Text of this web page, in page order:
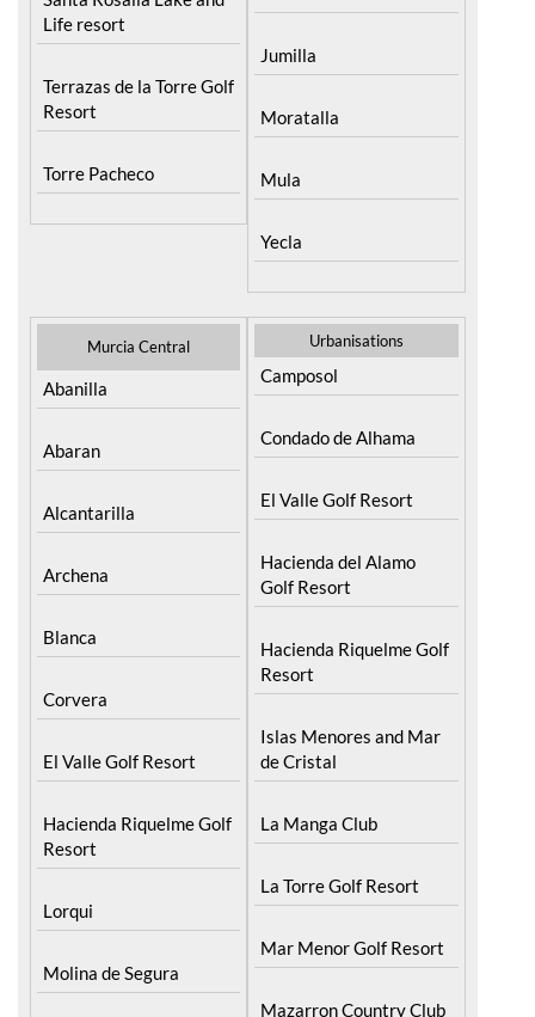
Terrazas de la Torre Golf
Torre Pacheco
Jumilla
Moratalla
Mula
Yecla
Abanilla
Abaran
Alcantarilla
Archena
Blanca
Corvera
El Valle Golf Resort
Hacienda Riquelme Golf
Lorqui
Molina de Segura
Mosa Trajectum
Urbanisations
Camposol
Condado de Alhama
El Valle Golf Resort
Hacienda del Alamo
Hacienda Riquelme Golf
Islas Menores and Mar
La Manga Club
La Torre Golf Resort
Mar Menor Golf Resort
Mazarron Country Club